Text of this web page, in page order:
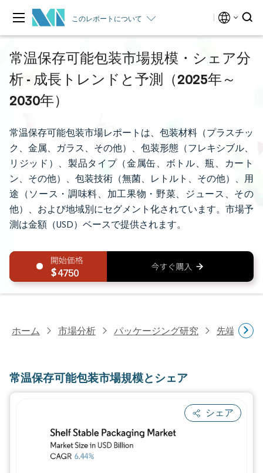
このレポートについて
常温保存可能包装市場規模・シェア分
析 - 成長トレンドと予測（2025年～
2030年）
常温保存可能包装市場レポートは、包装材料（プラスチッ
ク、金属、ガラス、その他）、包装形態（フレキシブル、
リジッド）、製品タイプ（金属缶、ボトル、瓶、カート
ン、その他）、包装技術（無菌、レトルト、その他）、用
途（ソース・調味料、加工果物・野菜、ジュース、その
他）、および地域別にセグメント化されています。市場予
測は金額（USD）ベースで提供されます。
4750
ホーム 市場分析 パッケージング研究 先端パッ
常温保存可能包装市場規模とシェア
シェア